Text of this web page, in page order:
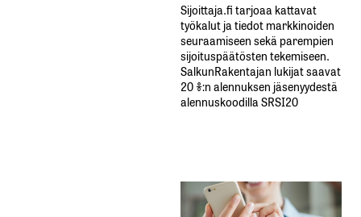
Sijoittaja.fi tarjoaa kattavat
työkalut ja tiedot markkinoiden
seuraamiseen sekä parempien
sijoituspäätösten tekemiseen.
SalkunRakentajan lukijat saavat
20 %:n alennuksen jäsenyydestä
alennuskoodilla SRSI20